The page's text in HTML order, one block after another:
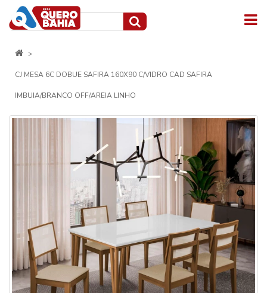
CJ MESA 6C DOBUE SAFIRA 160X90 C/VIDRO CAD SAFIRA
IMBUIA/BRANCO OFF/AREIA LINHO